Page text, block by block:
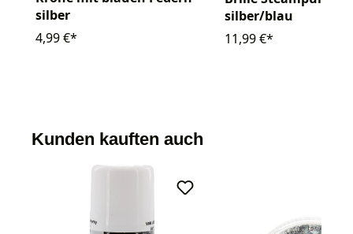
silber
4,99 €*
silber/blau
11,99 €*
Kunden kauften auch